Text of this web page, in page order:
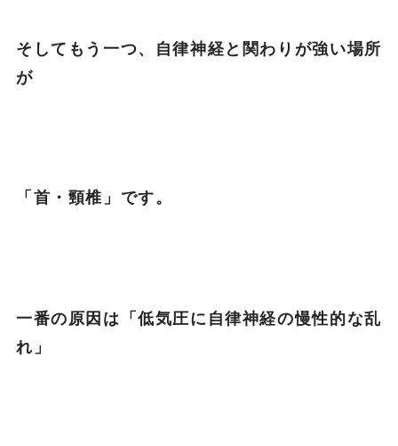
そしてもう一つ、自律神経と関わりが強い場所
が
「首・頸椎」です。
一番の原因は「低気圧に自律神経の慢性的な乱
れ」